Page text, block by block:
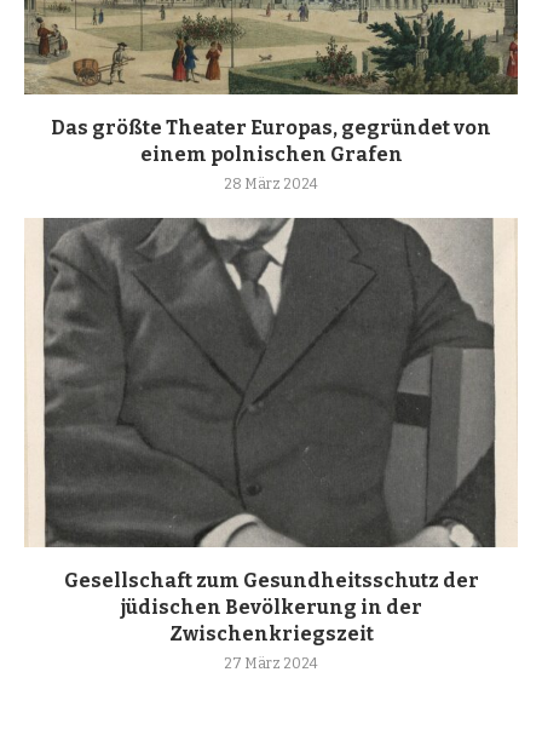
Das größte Theater Europas, gegründet von
einem polnischen Grafen
28 März 2024
Gesellschaft zum Gesundheitsschutz der
jüdischen Bevölkerung in der
Zwischenkriegszeit
27 März 2024